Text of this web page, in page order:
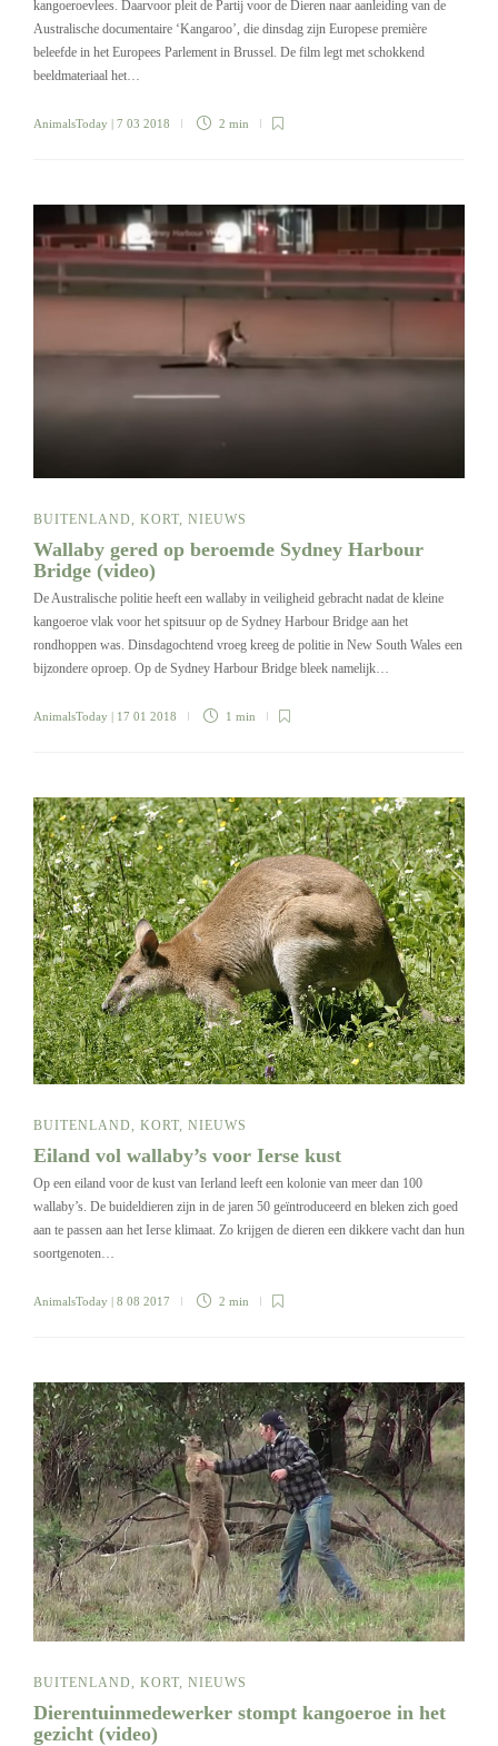
kangoeroevlees. Daarvoor pleit de Partij voor de Dieren naar aanleiding van de
Australische documentaire ‘Kangaroo’, die dinsdag zijn Europese première
beleefde in het Europees Parlement in Brussel. De film legt met schokkend
beeldmateriaal het…
AnimalsToday | 7 03 2018 2 min
BUITENLAND, KORT, NIEUWS
Wallaby gered op beroemde Sydney Harbour
Bridge (video)
De Australische politie heeft een wallaby in veiligheid gebracht nadat de kleine
kangoeroe vlak voor het spitsuur op de Sydney Harbour Bridge aan het
rondhoppen was. Dinsdagochtend vroeg kreeg de politie in New South Wales een
bijzondere oproep. Op de Sydney Harbour Bridge bleek namelijk…
AnimalsToday | 17 01 2018 1 min
BUITENLAND, KORT, NIEUWS
Eiland vol wallaby’s voor Ierse kust
Op een eiland voor de kust van Ierland leeft een kolonie van meer dan 100
wallaby’s. De buideldieren zijn in de jaren 50 geïntroduceerd en bleken zich goed
aan te passen aan het Ierse klimaat. Zo krijgen de dieren een dikkere vacht dan hun
soortgenoten…
AnimalsToday | 8 08 2017 2 min
BUITENLAND KORT NIEUWS
Dierentuinmedewerker stompt kangoeroe in het
gezicht (video)